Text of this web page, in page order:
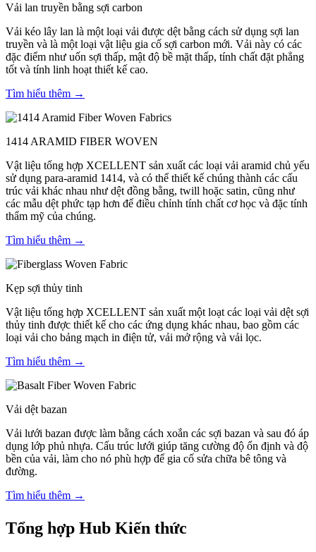
Vải lan truyền bằng sợi carbon
Vải kéo lây lan là một loại vải được dệt bằng cách sử dụng sợi lan
truyền và là một loại vật liệu gia cố sợi carbon mới. Vải này có các
đặc điểm như uốn sợi thấp, mật độ bề mặt thấp, tính chất đặt phẳng
tốt và tính linh hoạt thiết kế cao.
Tìm hiểu thêm →
1414 ARAMID FIBER WOVEN
Vật liệu tổng hợp XCELLENT sản xuất các loại vải aramid chủ yếu
sử dụng para-aramid 1414, và có thể thiết kế chúng thành các cấu
trúc vải khác nhau như dệt đồng bằng, twill hoặc satin, cũng như
các mẫu dệt phức tạp hơn để điều chỉnh tính chất cơ học và đặc tính
thẩm mỹ của chúng.
Tìm hiểu thêm →
Kẹp sợi thủy tinh
Vật liệu tổng hợp XCELLENT sản xuất một loạt các loại vải dệt sợi
thủy tinh được thiết kế cho các ứng dụng khác nhau, bao gồm các
loại vải cho bảng mạch in điện tử, vải mở rộng và vải lọc.
Tìm hiểu thêm →
Vải dệt bazan
Vải lưới bazan được làm bằng cách xoắn các sợi bazan và sau đó áp
dụng lớp phủ nhựa. Cấu trúc lưới giúp tăng cường độ ổn định và độ
bền của vải, làm cho nó phù hợp để gia cố sửa chữa bê tông và
đường.
Tìm hiểu thêm →
Tổng hợp Hub Kiến thức